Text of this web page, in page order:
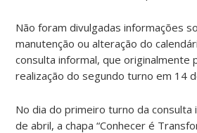
Não foram divulgadas informações
manutenção ou alteração do
consulta informal, que originalmente
realização do segundo turno em 14
No dia do primeiro turno da consulta
de abril, a chapa “Conhecer é